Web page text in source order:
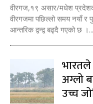
वीरगज,१९ असार/मधेश
वीरगजमा पछिल्लो समय नयाँ र
आन्तरिक द्वन्द्व बढ्दै गएको छ ।...
भारतले
अग्लो
उच्च